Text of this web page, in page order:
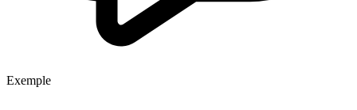
Exemple